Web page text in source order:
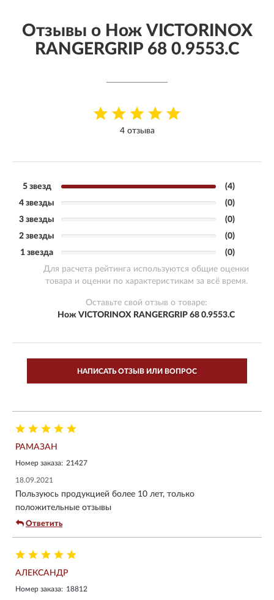
Отзывы о Нож VICTORINOX
RANGERGRIP 68 0.9553.C
4 отзыва
5 звезд
(4)
4 звезды
(0)
3 звезды
(0)
2 звезды
(0)
1 звезда
(0)
Для расчета рейтинга используются общие оценки
товара и оценки по характеристикам за всё время.
Оставьте свой отзыв о товаре:
Нож VICTORINOX RANGERGRIP 68 0.9553.C
НАПИСАТЬ ОТЗЫВ ИЛИ ВОПРОС
РАМАЗАН
Номер заказа: 21427
18.09.2021
Пользуюсь продукцией более 10 лет, только
положительные отзывы
Ответить
АЛЕКСАНДР
Номер заказа: 18812